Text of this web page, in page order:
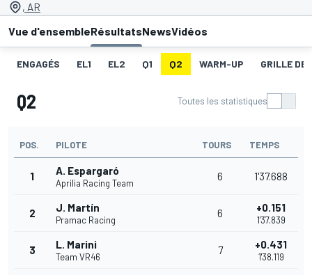
, AR
Vue d'ensembleRésultatsNewsVidéos
ENGAGÉS EL1 EL2 Q1 Q2 WARM-UP GRILLE DE
Q2 Toutes les statistiques
POS. PILOTE TOURS TEMPS
1 A. Espargaró
Aprilia Racing Team
6 1'37.688
2 J. Martín
Pramac Racing
6 +0.151
1'37.839
3 L. Marini
Team VR46
7 +0.431
1'38.119